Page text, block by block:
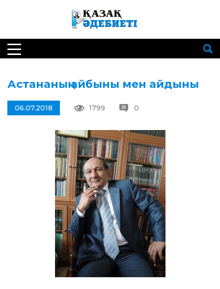
Астананың айбыны мен айдыны
06.07.2018 1799 0